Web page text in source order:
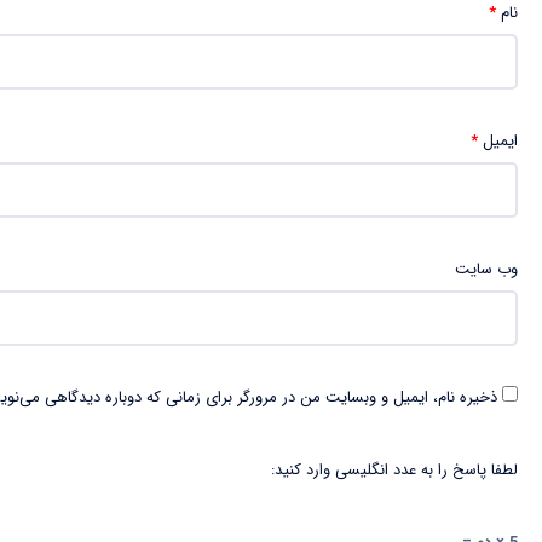
نام*
ایمیل*
وب‌ سایت
ذخیره نام، ایمیل و وبسایت من در مرورگر برای زمانی که دوباره دیدگاهی
لطفا پاسخ را به عدد انگلیسی وارد کنید: